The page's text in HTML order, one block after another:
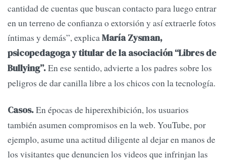
cantidad de cuentas que buscan contacto para luego entrar
en un terreno de confianza o extorsión y así extraerle fotos
íntimas y demás”, explica María Zysman,
psicopedagoga y titular de la asociación “Libres de
Bullying”.En ese sentido, advierte a los padres sobre los
peligros de dar canilla libre a los chicos con la tecnología.
Casos.En épocas de hiperexhibición, los usuarios
también asumen compromisos en la web. YouTube, por
ejemplo, asume una actitud diligente al dejar en manos de
los visitantes que denuncien los videos que infrinjan las